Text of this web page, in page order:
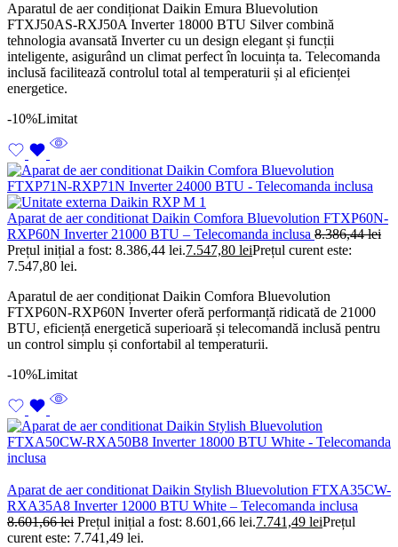
Aparatul de aer condiționat Daikin Emura Bluevolution
FTXJ50AS-RXJ50A Inverter 18000 BTU Silver combină
tehnologia avansată Inverter cu un design elegant și funcții
inteligente, asigurând un climat perfect în locuința ta. Telecomanda
inclusă facilitează controlul total al temperaturii și al eficienței
energetice.
-10%Limitat
Aparat de aer conditionat Daikin Comfora Bluevolution FTXP60N-
RXP60N Inverter 21000 BTU – Telecomanda inclusa 8.386,44lei
Prețul inițial a fost: 8.386,44 lei.7.547,80 leiPrețul curent este:
7.547,80 lei.
Aparatul de aer condiționat Daikin Comfora Bluevolution
FTXP60N-RXP60N Inverter oferă performanță ridicată de 21000
BTU, eficiență energetică superioară și telecomandă inclusă pentru
un control simplu și confortabil al temperaturii.
-10%Limitat
Aparat de aer conditionat Daikin Stylish Bluevolution FTXA35CW-
RXA35A8 Inverter 12000 BTU White – Telecomanda inclusa
8.601,66lei Prețul inițial a fost: 8.601,66 lei.7.741,49 leiPrețul
curent este: 7.741,49 lei.